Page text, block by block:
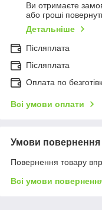
Ви отримаєте
або гроші
Детальніше
Післяплата
Післяплата
Оплата по
Всі умови оплати
Умови повернення
Повернення товару
Всі умови